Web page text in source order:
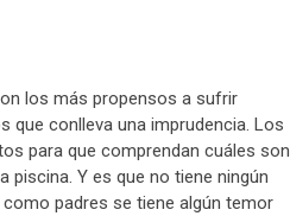
los más propensos a sufrir
que conlleva una imprudencia. Los
para que comprendan cuáles son
piscina. Y es que no tiene ningún
padres se tiene algún temor